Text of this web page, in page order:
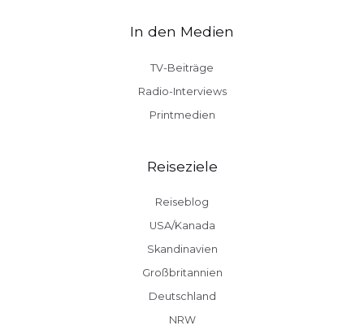
In den Medien
TV-Beiträge
Radio-Interviews
Printmedien
Reiseziele
Reiseblog
USA/Kanada
Skandinavien
Großbritannien
Deutschland
NRW